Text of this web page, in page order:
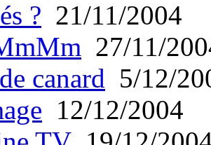
? 21/11/2004
27/11/
canard 5/12/
12/12/2004